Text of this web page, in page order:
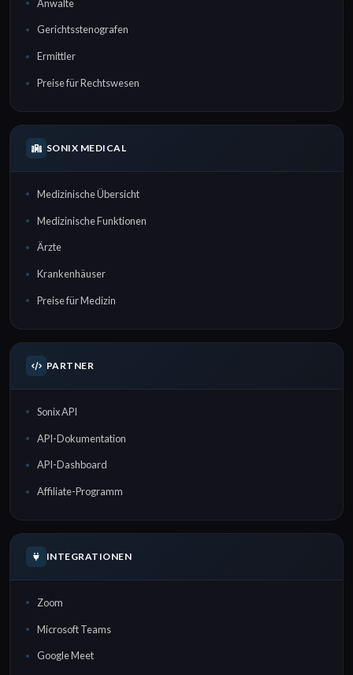
Anwälte
Gerichtsstenografen
Ermittler
Preise für Rechtswesen
SONIX MEDICAL
Medizinische Übersicht
Medizinische Funktionen
Ärzte
Krankenhäuser
Preise für Medizin
PARTNER
Sonix API
API-Dokumentation
API-Dashboard
Affiliate-Programm
INTEGRATIONEN
Zoom
Microsoft Teams
Google Meet